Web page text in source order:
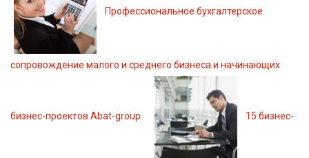
Профессиональное бухгалтерское
сопровождение малого и среднего бизнеса и начинающих
бизнес-проектов Abat-group 15 бизнес-